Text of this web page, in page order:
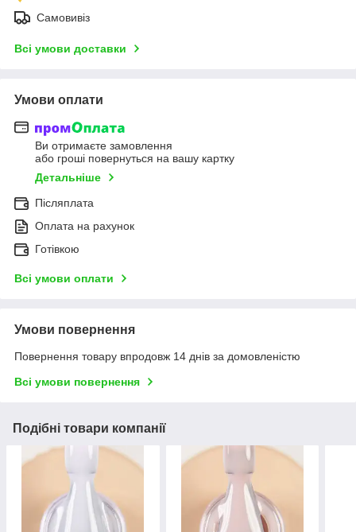
Самовивіз
Всі умови доставки
Умови оплати
Ви отримаєте замовлення
або гроші повернуться на вашу картку
Детальніше
Післяплата
Оплата на рахунок
Готівкою
Всі умови оплати
Умови повернення
Повернення товару впродовж 14 днів за домовленістю
Всі умови повернення
Подібні товари компанії